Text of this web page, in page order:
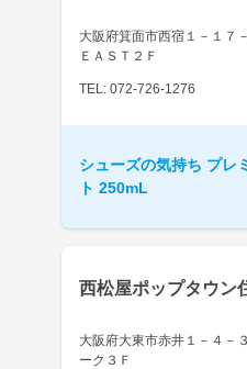
大阪府箕面市西宿１－１７
ＥＡＳＴ２Ｆ
TEL: 072-726-1276
シューズの気持ち プレ
ト 250mL
西松屋ポップタウン
大阪府大東市赤井１－４－
ーク３Ｆ